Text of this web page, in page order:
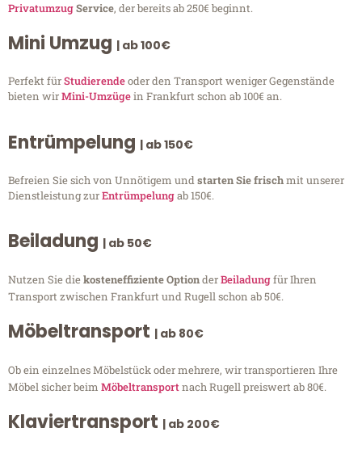
PrivatumzugService, der bereits ab 250€ beginnt.
Mini Umzug | ab 100€
Perfekt fürStudierendeoder den Transport weniger Gegenstände
bieten wirMini-Umzügein Frankfurt schon ab 100€ an.
Entrümpelung | ab 150€
Befreien Sie sich von Unnötigem undstarten Sie frischmit unserer
Dienstleistung zurEntrümpelungab 150€.
Beiladung | ab 50€
Nutzen Sie diekosteneffiziente OptionderBeiladungfür Ihren
Transport zwischen Frankfurt und Rugell schon ab 50€.
Möbeltransport | ab 80€
Ob ein einzelnes Möbelstück oder mehrere, wir transportieren Ihre
Möbel sicher beim Möbeltransportnach Rugell preiswert ab 80€.
Klaviertransport | ab 200€